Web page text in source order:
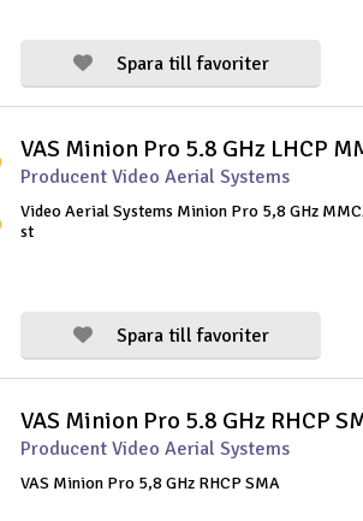
Spara till favoriter
VAS Minion Pro 5.8 GHz LHCP
Producent Video Aerial Systems
Video Aerial Systems Minion Pro 5,8 GHz
st
Spara till favoriter
VAS Minion Pro 5.8 GHz RHCP
Producent Video Aerial Systems
VAS Minion Pro 5,8 GHz RHCP SMA